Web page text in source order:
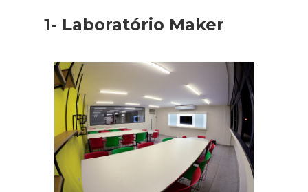
1- Laboratório Maker